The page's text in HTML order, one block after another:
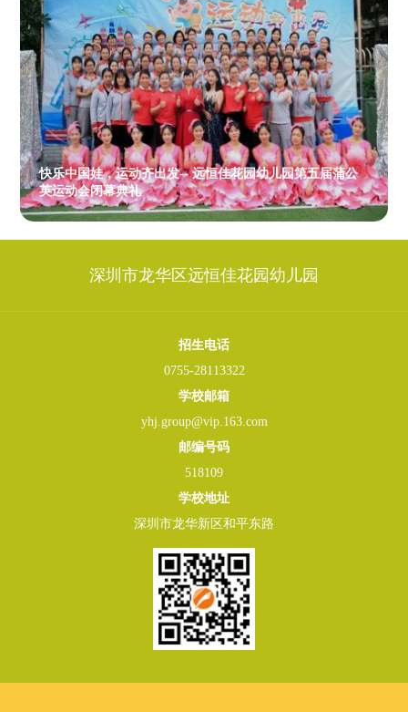
快乐中国娃，运动齐出发-- 远恒佳花园幼儿园第五届蒲公
英运动会闭幕典礼
深圳市龙华区远恒佳花园幼儿园
招生电话
0755-28113322
学校邮箱
yhj.group@vip.163.com
邮编号码
518109
学校地址
深圳市龙华新区和平东路